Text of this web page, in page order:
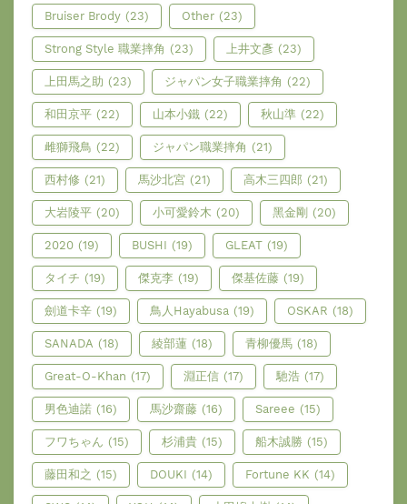
Bruiser Brody (23) Other (23)
Strong Style 職業摔角 (23) 上井文彥 (23)
上田馬之助 (23) ジャパン女子職業摔角 (22)
和田京平 (22) 山本小鐵 (22) 秋山準 (22)
雌獅飛鳥 (22) ジャパン職業摔角 (21)
西村修 (21) 馬沙北宮 (21) 高木三四郎 (21)
大岩陵平 (20) 小可愛鈴木 (20) 黑金剛 (20)
2020 (19) BUSHI (19) GLEAT (19)
タイチ (19) 傑克李 (19) 傑基佐藤 (19)
劍道卡辛 (19) 鳥人Hayabusa (19) OSKAR (18)
SANADA (18) 綾部蓮 (18) 青柳優馬 (18)
Great-O-Khan (17) 淵正信 (17) 馳浩 (17)
男色迪諾 (16) 馬沙齋藤 (16) Sareee (15)
フワちゃん (15) 杉浦貴 (15) 船木誠勝 (15)
藤田和之 (15) DOUKI (14) Fortune KK (14)